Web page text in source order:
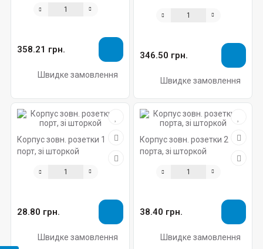
358.21 грн.
Швидке замовлення
346.50 грн.
Швидке замовлення
Корпус зовн. розетки 1
порт, зі шторкой
28.80 грн.
Швидке замовлення
Корпус зовн. розетки 2
порта, зі шторкой
38.40 грн.
Швидке замовлення